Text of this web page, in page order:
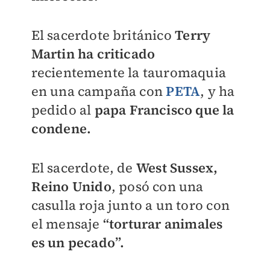
El sacerdote británico Terry
Martin ha criticado
recientemente la tauromaquia
en una campaña conPETA, y ha
pedido al papa Francisco que la
condene.
El sacerdote, de West Sussex,
Reino Unido, posó con una
casulla roja junto a un toro con
el mensaje “torturar animales
es un pecado”.